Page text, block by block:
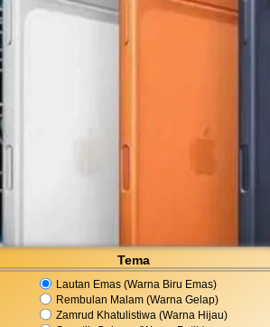
Tema
Lautan Emas (Warna Biru Emas)
Rembulan Malam (Warna Gelap)
Zamrud Khatulistiwa (Warna Hijau)